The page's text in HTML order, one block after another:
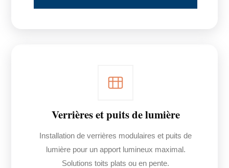
Verrières et puits de lumière
Installation de verrières modulaires et puits de
lumière pour un apport lumineux maximal.
Solutions toits plats ou en pente.